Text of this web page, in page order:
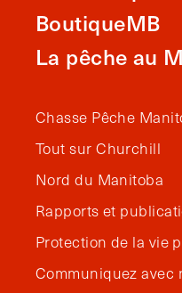
BoutiqueMB
La pêche au
Chasse Pêche
Tout sur Churchill
Nord du Manitoba
Rapports et
Protection de la vie
Communiquez avec